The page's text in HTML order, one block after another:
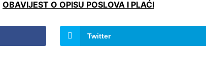
OBAVIJEST O OPISU POSLOVA I PLAĆI
Twitter